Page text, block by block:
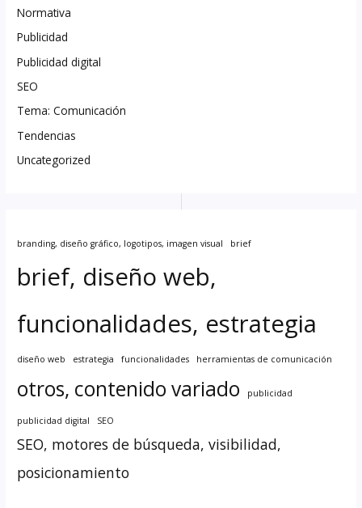
Normativa
Publicidad
Publicidad digital
SEO
Tema: Comunicación
Tendencias
Uncategorized
branding, diseño gráfico, logotipos, imagen visual brief
brief, diseño web,
funcionalidades, estrategia
diseño web estrategia funcionalidades herramientas de comunicación
otros, contenido variado publicidad
publicidad digital SEO
SEO, motores de búsqueda, visibilidad,
posicionamiento